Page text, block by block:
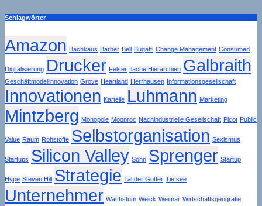
Schlagwörter
Amazon Bachkaus Barber Bell Bugatti Change Management Consumed
Digitalisierung Drucker Felser flache Hierarchien Galbraith
Geschäftmodellinnovation Grove Heartland Herrhausen Informationsgesellschaft
Innovationen Kartelle Luhmann Marketing
Mintzberg Monopole Moonroc Nachindustrielle Gesellschaft Picot Public
Value Raum Rohstoffe Selbstorganisation Sexismus
Startups Silicon Valley Sohn Sprenger Startup
Hype Steven Hill Strategie Tal der Götter Tiefsee
Unternehmer Wachstum Weick Weimar Wirtschaftsgeografie